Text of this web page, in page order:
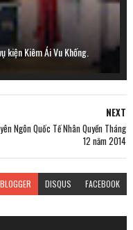
kiện Kiêm Ái Vu Khống.
NEXT
Ngôn Quốc Tế Nhân Quyền Tháng
12 năm 2014
BLOGGER DISQUS FACEBOOK